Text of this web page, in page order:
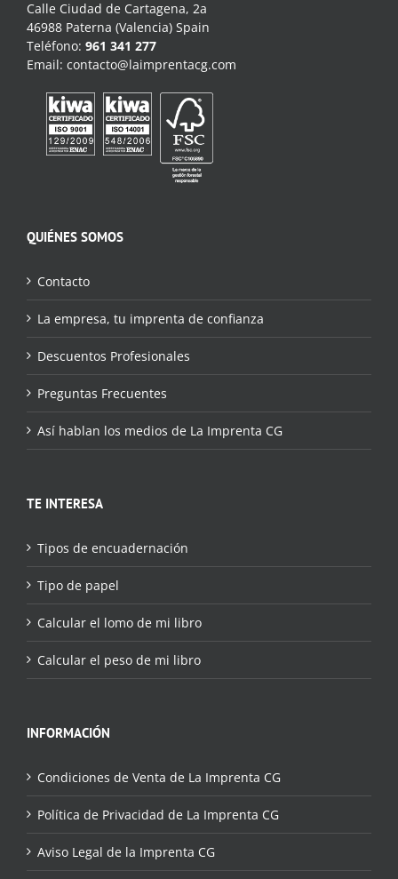
Calle Ciudad de Cartagena, 2a
46988 Paterna (Valencia) Spain
Teléfono: 961 341 277
Email: contacto@laimprentacg.com
QUIÉNES SOMOS
Contacto
La empresa, tu imprenta de confianza
Descuentos Profesionales
Preguntas Frecuentes
Así hablan los medios de La Imprenta CG
TE INTERESA
Tipos de encuadernación
Tipo de papel
Calcular el lomo de mi libro
Calcular el peso de mi libro
INFORMACIÓN
Condiciones de Venta de La Imprenta CG
Política de Privacidad de La Imprenta CG
Aviso Legal de la Imprenta CG